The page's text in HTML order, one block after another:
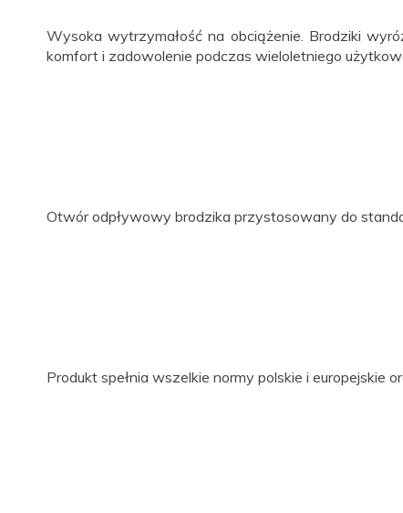
Wysoka wytrzymałość na obciążenie. Brodziki
komfort i zadowolenie podczas wieloletniego
Otwór odpływowy brodzika przystosowany do
Produkt spełnia wszelkie normy polskie i europejskie